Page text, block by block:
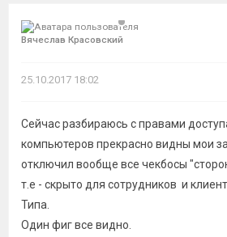
Вячеслав Красовский
25.10.2017 18:02
Сейчас разбираюсь с правами
компьютеров прекрасно видны мои
отключил вообще все чекбосы
т.е - скрыто для сотрудников и
Типа.
Один фиг все видно.